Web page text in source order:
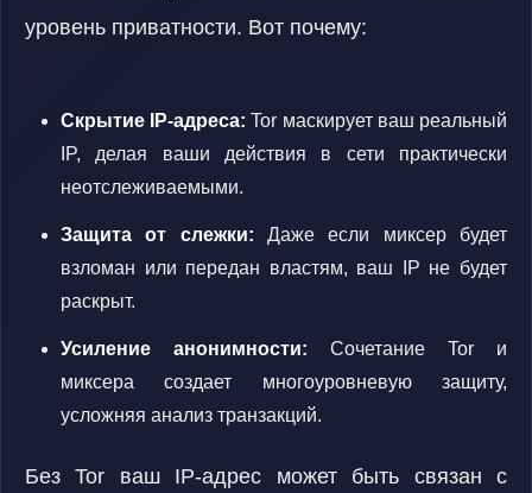
уровень приватности. Вот почему:
Скрытие IP-адреса: Tor маскирует ваш реальный
IP, делая ваши действия в сети практически
неотслеживаемыми.
Защита от слежки: Даже если миксер будет
взломан или передан властям, ваш IP не будет
раскрыт.
Усиление анонимности: Сочетание Tor и
миксера создает многоуровневую защиту,
усложняя анализ транзакций.
Без Tor ваш IP-адрес может быть связан с